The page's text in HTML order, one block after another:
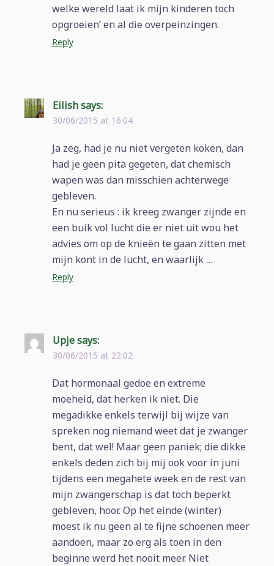
welke wereld laat ik mijn kinderen toch
opgroeien’ en al die overpeinzingen.
Reply
Eilish says:
30/06/2015 at 16:04
Ja zeg, had je nu niet vergeten koken, dan
had je geen pita gegeten, dat chemisch
wapen was dan misschien achterwege
gebleven.
En nu serieus : ik kreeg zwanger zijnde en
een buik vol lucht die er niet uit wou het
advies om op de knieën te gaan zitten met
mijn kont in de lucht, en waarlijk …
Reply
Upje says:
30/06/2015 at 22:02
Dat hormonaal gedoe en extreme
moeheid, dat herken ik niet. Die
megadikke enkels terwijl bij wijze van
spreken nog niemand weet dat je zwanger
bent, dat wel! Maar geen paniek; die dikke
enkels deden zich bij mij ook voor in juni
tijdens een megahete week en de rest van
mijn zwangerschap is dat toch beperkt
gebleven, hoor. Op het einde (winter)
moest ik nu geen al te fijne schoenen meer
aandoen, maar zo erg als toen in den
beginne werd het nooit meer. Niet